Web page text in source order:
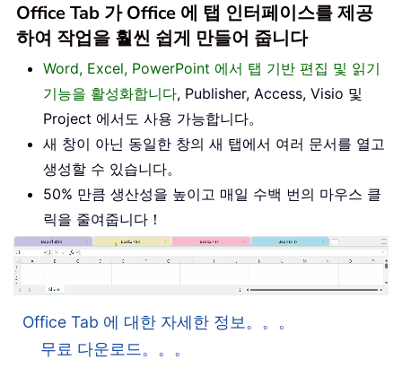
Office Tab 가 Office 에 탭 인터페이스를 제공
하여 작업을 훨씬 쉽게 만들어 줍니다
Word, Excel, PowerPoint 에서 탭 기반 편집 및 읽기
기능을 활성화합니다, Publisher, Access, Visio 및
Project 에서도 사용 가능합니다。
새 창이 아닌 동일한 창의 새 탭에서 여러 문서를 열고
생성할 수 있습니다。
50% 만큼 생산성을 높이고 매일 수백 번의 마우스 클
릭을 줄여줍니다！
Office Tab 에 대한 자세한 정보。。。
무료 다운로드。。。